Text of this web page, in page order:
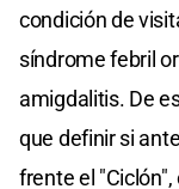
condición de
síndrome febril
amigdalitis. De
que definir si
frente el "Ciclón",